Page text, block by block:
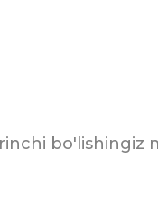
bo'lishingiz